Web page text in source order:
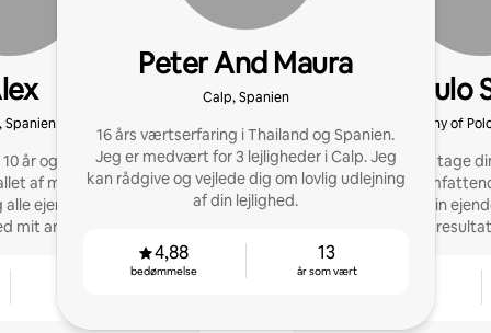
Spanien
år og har fået tildelt
af mine ejendomme
ejerne er meget
mit arbejde.
Peter And Maura
Calp, Spanien
16 års værtserfaring i Thailand og Spanien.
Jeg er medvært for 3 lejligheder i Calp. Jeg
kan rådgive og vejlede dig om lovlig udlejning
af din lejlighed.
4,88
bedømmelse
13
år som vært
Paulo
Barony of
Vi er her for at tage
niveau. Med
Blanca løfter vi din